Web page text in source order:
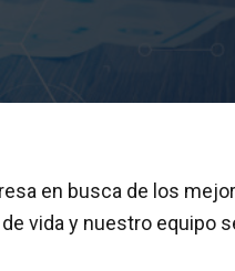
en busca de los
vida y nuestro equipo